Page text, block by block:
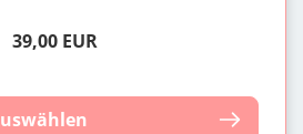
39,00 EUR